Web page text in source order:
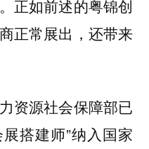
正如前述的粤锦创
正常展出，还带来
资源社会保障部已
搭建师”纳入国家